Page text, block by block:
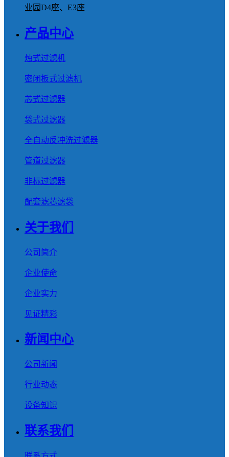
业园D4座、E3座
产品中心
烛式过滤机
密闭板式过滤机
芯式过滤器
袋式过滤器
全自动反冲洗过滤器
管道过滤器
非标过滤器
配套滤芯滤袋
关于我们
公司简介
企业使命
企业实力
见证精彩
新闻中心
公司新闻
行业动态
设备知识
联系我们